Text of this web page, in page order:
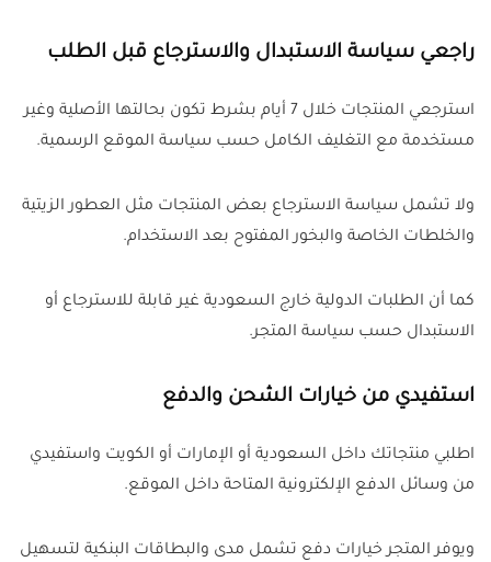
راجعي سياسة الاستبدال والاسترجاع قبل الطلب
استرجعي المنتجات خلال 7 أيام بشرط تكون بحالتها الأصلية وغير
مستخدمة مع التغليف الكامل حسب سياسة الموقع الرسمية.
ولا تشمل سياسة الاسترجاع بعض المنتجات مثل العطور الزيتية
والخلطات الخاصة والبخور المفتوح بعد الاستخدام.
كما أن الطلبات الدولية خارج السعودية غير قابلة للاسترجاع أو
الاستبدال حسب سياسة المتجر.
استفيدي من خيارات الشحن والدفع
اطلبي منتجاتك داخل السعودية أو الإمارات أو الكويت واستفيدي
من وسائل الدفع الإلكترونية المتاحة داخل الموقع.
ويوفر المتجر خيارات دفع تشمل مدى والبطاقات البنكية لتسهيل